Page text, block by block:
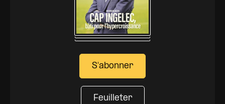
S'abonner
Feuilleter